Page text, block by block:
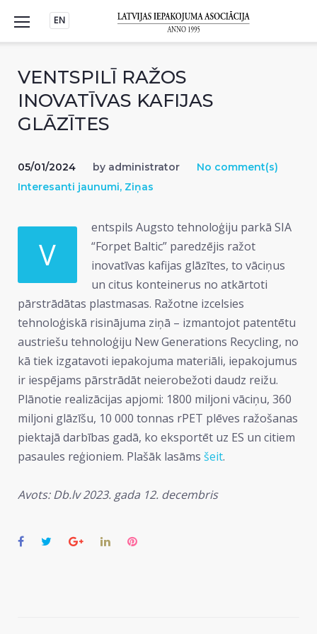
content
EN
VENTSPILĪ RAŽOS
INOVATĪVAS KAFIJAS
GLĀZĪTES
05/01/2024 by administrator
No comment(s)
Interesanti jaunumi, Ziņas
V
entspils Augsto tehnoloģiju parkā SIA
“Forpet Baltic” paredzējis ražot
inovatīvas kafijas glāzītes, to vāciņus
un citus konteinerus no atkārtoti
pārstrādātas plastmasas. Ražotne izcelsies
tehnoloģiskā risinājuma ziņā – izmantojot patentētu
austriešu tehnoloģiju New Generations Recycling, no
kā tiek izgatavoti iepakojuma materiāli, iepakojumus
ir iespējams pārstrādāt neierobežoti daudz reižu.
Plānotie realizācijas apjomi: 1800 miljoni vāciņu, 360
miljoni glāzīšu, 10 000 tonnas rPET plēves ražošanas
piektajā darbības gadā, ko eksportēt uz ES un citiem
pasaules reģioniem. Plašāk lasāms šeit.
Avots: Db.lv 2023. gada 12. decembris
Facebook
TwitterGoogle+LinkedInPinterest